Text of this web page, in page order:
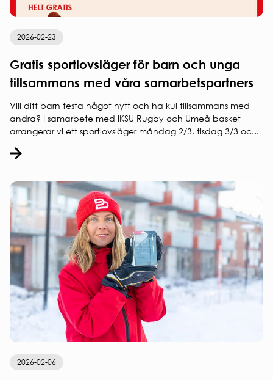
2026-02-23
Gratis sportlovsläger för barn och unga
tillsammans med våra samarbetspartners
Vill ditt barn testa något nytt och ha kul tillsammans med
andra? I samarbete med IKSU Rugby och Umeå basket
arrangerar vi ett sportlovsläger måndag 2/3, tisdag 3/3 oc...
2026-02-06